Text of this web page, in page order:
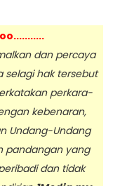
dan percaya
selagi hak tersebut
perkara-
kebenaran,
Undang-Undang
pandangan yang
dan tidak